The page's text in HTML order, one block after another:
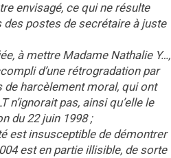
envisagé, ce qui ne résulte
des postes de secrétaire à juste
à mettre Madame Nathalie Y…,
d’une rétrogradation par
de harcèlement moral, qui ont
n’ignorait pas, ainsi qu’elle le
du 22 juin 1998 ;
est insusceptible de démontrer
est en partie illisible, de sorte